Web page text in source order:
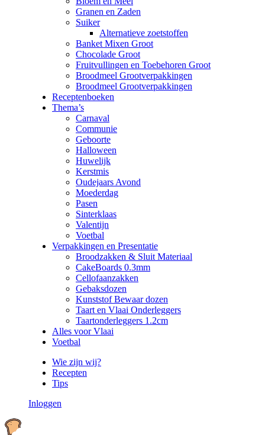
Granen en Zaden
Suiker
Alternatieve zoetstoffen
Banket Mixen Groot
Chocolade Groot
Fruitvullingen en Toebehoren Groot
Broodmeel Grootverpakkingen
Broodmeel Grootverpakkingen
Receptenboeken
Thema’s
Carnaval
Communie
Geboorte
Halloween
Huwelijk
Kerstmis
Oudejaars Avond
Moederdag
Pasen
Sinterklaas
Valentijn
Voetbal
Verpakkingen en Presentatie
Broodzakken & Sluit Materiaal
CakeBoards 0.3mm
Cellofaanzakken
Gebaksdozen
Kunststof Bewaar dozen
Taart en Vlaai Onderleggers
Taartonderleggers 1.2cm
Alles voor Vlaai
Voetbal
Wie zijn wij?
Recepten
Tips
Inloggen